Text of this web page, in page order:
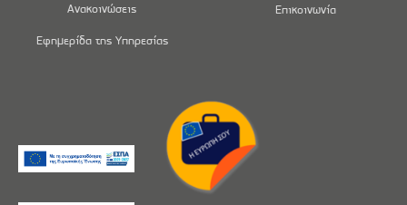
Ανακοινώσεις
Εφημερίδα της Υπηρεσίας
Επικοινωνία